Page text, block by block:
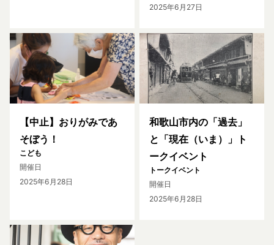
2025年6月27日
【中止】おりがみであ
そぼう！
こども
開催日
2025年6月28日
和歌山市内の「過去」
と「現在（いま）」ト
ークイベント
トークイベント
開催日
2025年6月28日